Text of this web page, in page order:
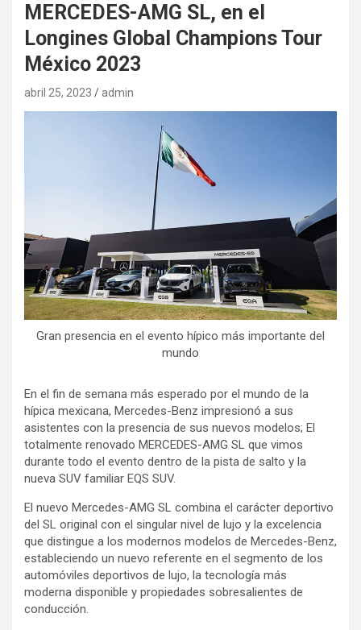
MERCEDES-AMG SL, en el
Longines Global Champions Tour
México 2023
abril 25, 2023 admin
Gran presencia en el evento hípico más importante del
mundo
En el fin de semana más esperado por el mundo de la
hípica mexicana, Mercedes-Benz impresionó a sus
asistentes con la presencia de sus nuevos modelos; El
totalmente renovado MERCEDES-AMG SL que vimos
durante todo el evento dentro de la pista de salto y la
nueva SUV familiar EQS SUV.
El nuevo Mercedes-AMG SL combina el carácter deportivo
del SL original con el singular nivel de lujo y la excelencia
que distingue a los modernos modelos de Mercedes-Benz,
estableciendo un nuevo referente en el segmento de los
automóviles deportivos de lujo, la tecnología más
moderna disponible y propiedades sobresalientes de
conducción.